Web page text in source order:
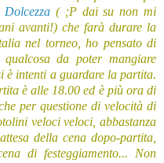
Dolcezza ( ;P dai su non mi
avanti!) che farà durare la
nel torneo, ho pensato di
da poter mangiare
è intenti a guardare la partita.
è alle 18.00 ed è più ora di
per questione di velocità di
veloci veloci, abbastanza
della cena dopo-partita,
di festeggiamento... Non